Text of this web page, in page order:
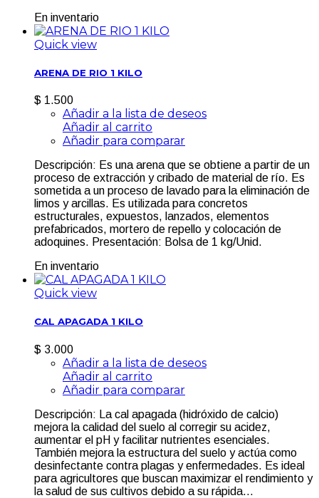
En inventario
Quick view
ARENA DE RIO 1 KILO
$ 1.500
Añadir a la lista de deseos
Añadir al carrito
Añadir para comparar
Descripción: Es una arena que se obtiene a partir de un
proceso de extracción y cribado de material de río. Es
sometida a un proceso de lavado para la eliminación de
limos y arcillas. Es utilizada para concretos
estructurales, expuestos, lanzados, elementos
prefabricados, mortero de repello y colocación de
adoquines. Presentación: Bolsa de 1 kg/Unid.
En inventario
Quick view
CAL APAGADA 1 KILO
$ 3.000
Añadir a la lista de deseos
Añadir al carrito
Añadir para comparar
Descripción: La cal apagada (hidróxido de calcio)
mejora la calidad del suelo al corregir su acidez,
aumentar el pH y facilitar nutrientes esenciales.
También mejora la estructura del suelo y actúa como
desinfectante contra plagas y enfermedades. Es ideal
para agricultores que buscan maximizar el rendimiento y
la salud de sus cultivos debido a su rápida...